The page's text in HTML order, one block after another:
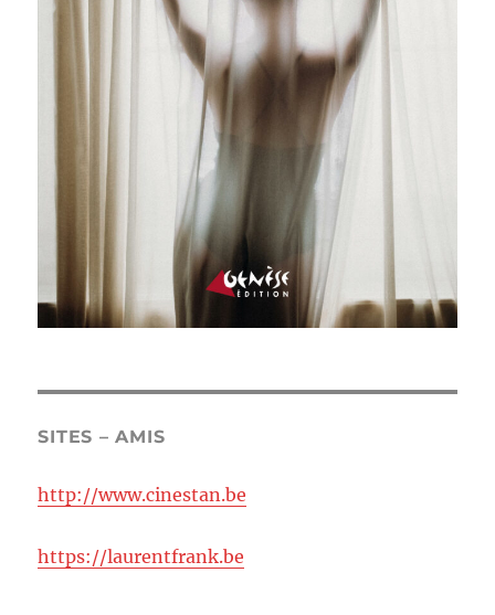
SITES – AMIS
http://www.cinestan.be
https://laurentfrank.be